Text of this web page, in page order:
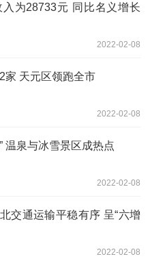
为28733元 同比名义增长
2022-02-08
家 天元区领跑全市
2022-02-08
温泉与冰雪景区成热点
2022-02-08
交通运输平稳有序 呈“六增
2022-02-08